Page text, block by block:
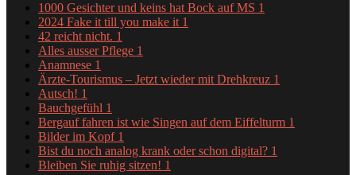
1000 Gesichter und keins hat Bock auf MS 1
2024 Fake it till you make it 1
42 reicht nicht. 1
Alles ausser Pflege 1
Anamnese 1
Ärzte-Tourismus – Jetzt wieder mit Drehkreuz 1
Autsch! 1
Bauchgefühl 1
Bergauf fahren ist wie Singen auf dem Eiffelturm 1
Bilder im Kopf 1
Bist du noch analog krank oder schon digital? 1
Bleiben Sie ruhig sitzen! 1